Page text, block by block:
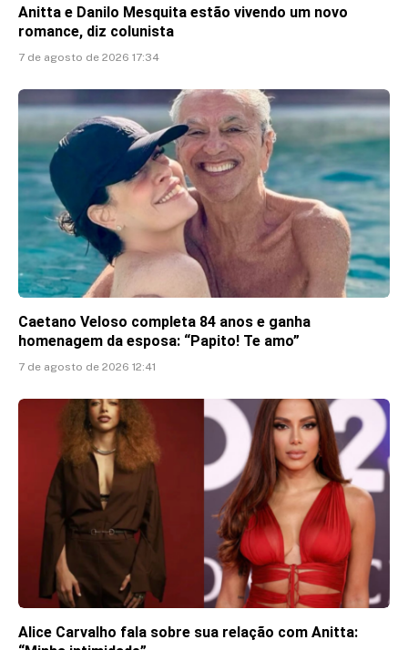
Anitta e Danilo Mesquita estão vivendo um novo
romance, diz colunista
7 de agosto de 2026 17:34
Caetano Veloso completa 84 anos e ganha
homenagem da esposa: “Papito! Te amo”
7 de agosto de 2026 12:41
Alice Carvalho fala sobre sua relação com Anitta: